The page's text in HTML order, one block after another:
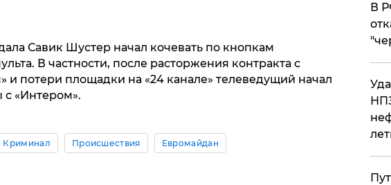
Савик Шустер начал кочевать по кнопкам
В частности, после расторжения контракта с
и потери площадки на «24 канале» телеведущий начал
с «Интером».
Криминал Происшествия Евромайдан
​В